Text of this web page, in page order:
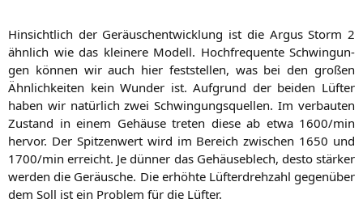
Hin­sicht­lich der Geräusch­ent­wick­lung ist die Argus Storm 2
ähn­lich wie das klei­ne­re Modell. Hoch­fre­quen­te Schwin­gun­
gen kön­nen wir auch hier fest­stel­len, was bei den gro­ßen
Ähn­lich­kei­ten kein Wun­der ist. Auf­grund der bei­den Lüf­ter
haben wir natür­lich zwei Schwin­gungs­quel­len. Im ver­bau­ten
Zustand in einem Gehäu­se tre­ten die­se ab etwa 1600/min
her­vor. Der Spit­zen­wert wird im Bereich zwi­schen 1650 und
1700/min erreicht. Je dün­ner das Gehäu­se­blech, des­to stär­ker
wer­den die Geräu­sche. Die erhöh­te Lüf­ter­dreh­zahl gegen­über
dem Soll ist ein Pro­blem für die Lüfter.